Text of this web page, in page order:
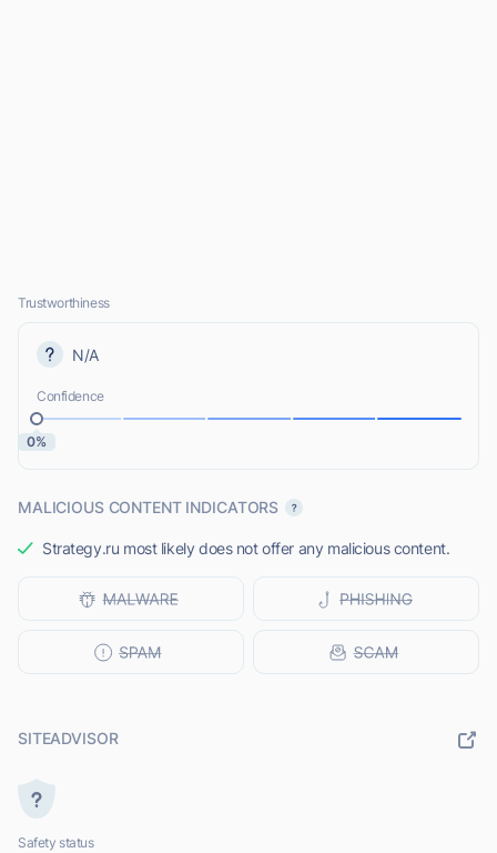
Trustworthiness
N/A
Confidence
0%
MALICIOUS CONTENT INDICATORS
Strategy.ru most likely does not offer any malicious content.
SITEADVISOR
Safety status